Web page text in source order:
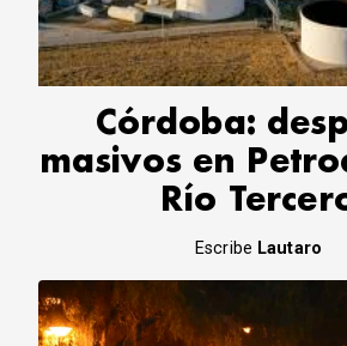
CORREO DE
DEBATE
ARCHIVO
DECLARACIONES
OPINIÓN
ALTAMIRA
Política Obrera
CONTACTO
Córdoba:
masivos en
Río
Escribe Lautaro